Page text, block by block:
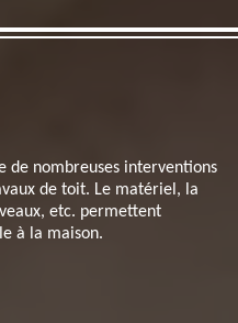
de nombreuses interventions
de toit. Le matériel, la
etc. permettent
à la maison.